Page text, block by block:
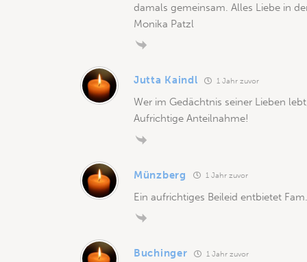
damals gemeinsam. Alles Liebe in
Monika Patzl
Jutta Kaindl 1 Jahr zuvor
Wer im Gedächtnis seiner Lieben
Aufrichtige Anteilnahme!
Münzberg 1 Jahr zuvor
Ein aufrichtiges Beileid entbietet
Buchinger 1 Jahr zuvor